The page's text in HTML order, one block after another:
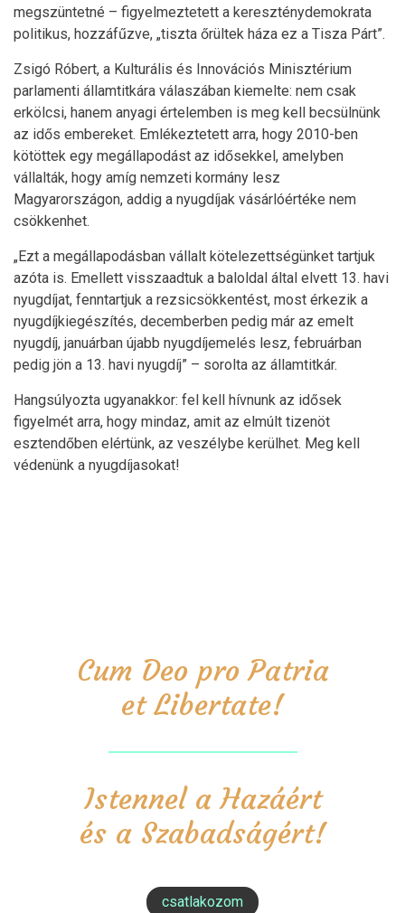
megszüntetné – figyelmeztetett a kereszténydemokrata
politikus, hozzáfűzve, „tiszta őrültek háza ez a Tisza Párt”.
Zsigó Róbert, a Kulturális és Innovációs Minisztérium
parlamenti államtitkára válaszában kiemelte: nem csak
erkölcsi, hanem anyagi értelemben is meg kell becsülnünk
az idős embereket. Emlékeztetett arra, hogy 2010-ben
kötöttek egy megállapodást az idősekkel, amelyben
vállalták, hogy amíg nemzeti kormány lesz
Magyarországon, addig a nyugdíjak vásárlóértéke nem
csökkenhet.
„Ezt a megállapodásban vállalt kötelezettségünket tartjuk
azóta is. Emellett visszaadtuk a baloldal által elvett 13. havi
nyugdíjat, fenntartjuk a rezsicsökkentést, most érkezik a
nyugdíjkiegészítés, decemberben pedig már az emelt
nyugdíj, januárban újabb nyugdíjemelés lesz, februárban
pedig jön a 13. havi nyugdíj” – sorolta az államtitkár.
Hangsúlyozta ugyanakkor: fel kell hívnunk az idősek
figyelmét arra, hogy mindaz, amit az elmúlt tizenöt
esztendőben elértünk, az veszélybe kerülhet. Meg kell
védenünk a nyugdíjasokat!
Cum Deo pro Patria
et Libertate!
Istennel a Hazáért
és a Szabadságért!
csatlakozom